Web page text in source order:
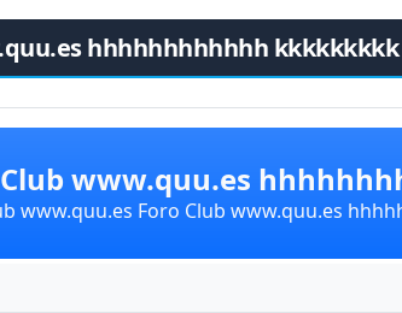
hhhhhhhhhhhh kkkkkkkkk
www.quu.es
www.quu.es Foro Club www.quu.es